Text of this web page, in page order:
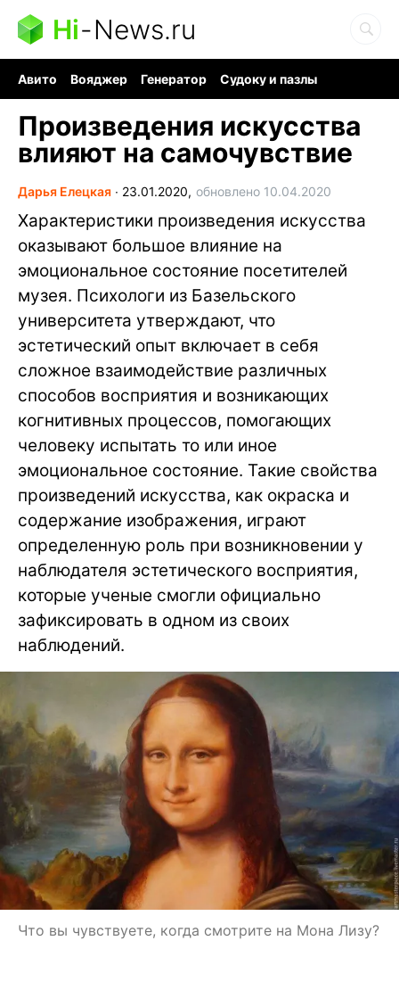
Hi-News.ru
Авито Вояджер Генератор
Судоку и пазлы
Произведения искусства
влияют на самочувствие
Дарья Елецкая ∙ 23.01.2020, обновлено 10.04.2020
Характеристики произведения искусства
оказывают большое влияние на
эмоциональное состояние посетителей
музея. Психологи из Базельского
университета утверждают, что
эстетический опыт включает в себя
сложное взаимодействие различных
способов восприятия и возникающих
когнитивных процессов, помогающих
человеку испытать то или иное
эмоциональное состояние. Такие свойства
произведений искусства, как окраска и
содержание изображения, играют
определенную роль при возникновении у
наблюдателя эстетического восприятия,
которые ученые смогли официально
зафиксировать в одном из своих
наблюдений.
Что вы чувствуете, когда смотрите на Мона Лизу?